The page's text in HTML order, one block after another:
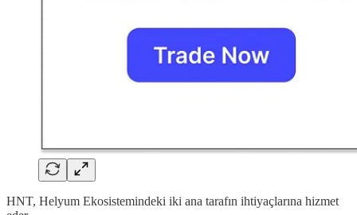
HNT, Helyum Ekosistemindeki iki ana tarafın ihtiyaçlarına hizmet